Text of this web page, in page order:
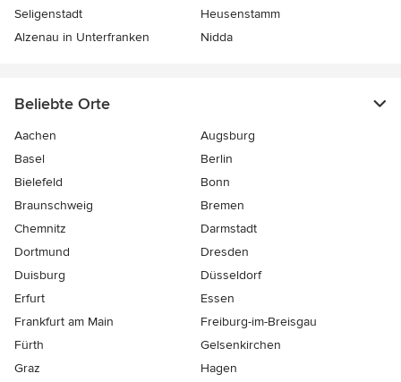
Seligenstadt
Heusenstamm
Alzenau in Unterfranken
Nidda
Beliebte Orte
Aachen
Augsburg
Basel
Berlin
Bielefeld
Bonn
Braunschweig
Bremen
Chemnitz
Darmstadt
Dortmund
Dresden
Duisburg
Düsseldorf
Erfurt
Essen
Frankfurt am Main
Freiburg-im-Breisgau
Fürth
Gelsenkirchen
Graz
Hagen